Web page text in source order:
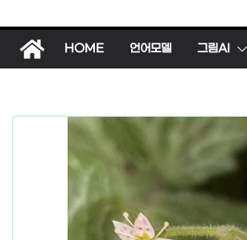
HOME 언어모델 그림AI